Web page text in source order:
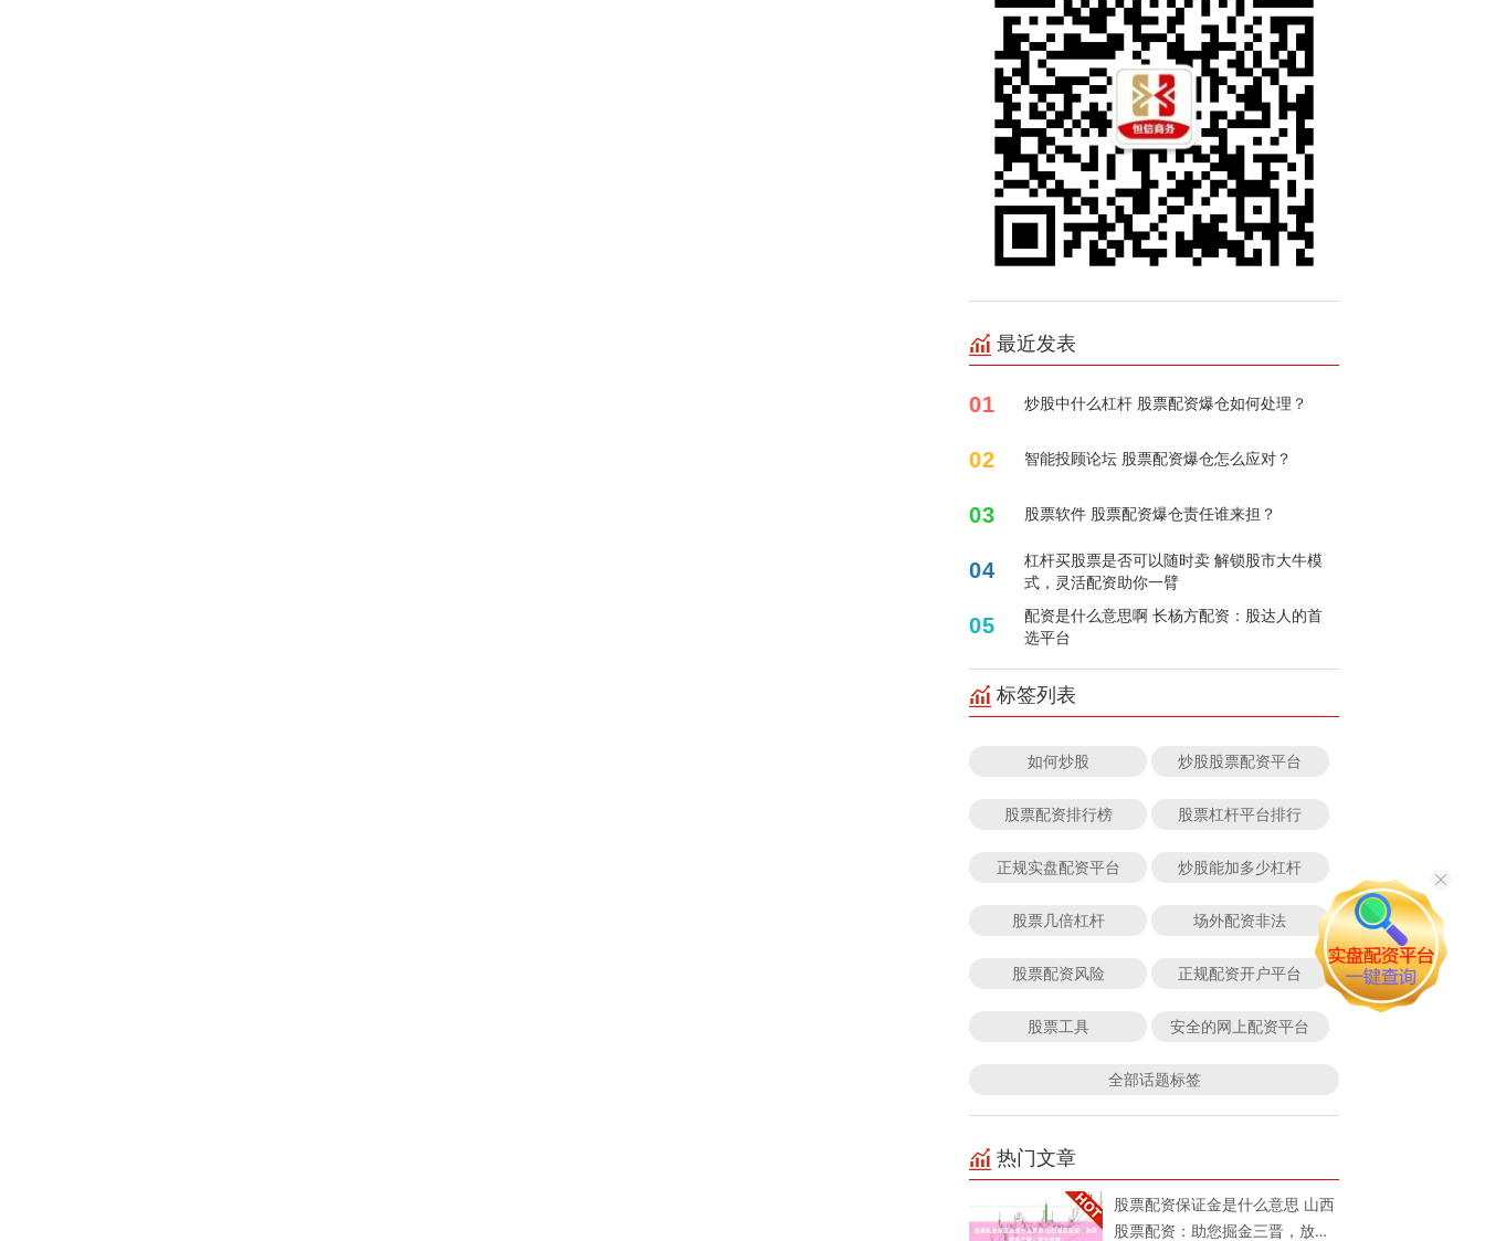
最近发表
01 炒股中什么杠杆 股票配资爆仓如何处理？
02 智能投顾论坛 股票配资爆仓怎么应对？
03 股票软件 股票配资爆仓责任谁来担？
04
杠杆买股票是否可以随时卖 解锁股市大牛模
式，灵活配资助你一臂
05
配资是什么意思啊 长杨方配资：股达人的首
选平台
标签列表
如何炒股 炒股股票配资平台
股票配资排行榜 股票杠杆平台排行
正规实盘配资平台 炒股能加多少杠杆
股票几倍杠杆 场外配资非法
股票配资风险 正规配资开户平台
股票工具 安全的网上配资平台
全部话题标签
热门文章
股票配资保证金是什么意思 山西
股票配资：助您掘金三晋，放大